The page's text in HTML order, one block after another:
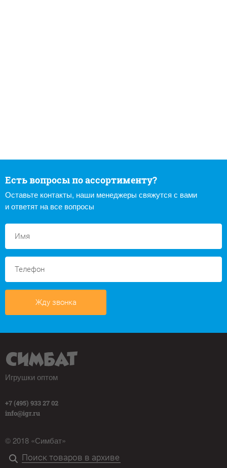
Есть вопросы по ассортименту?
Оставьте контакты, наши менеджеры свяжутся с вами
и ответят на все вопросы
Жду звонка
Игрушки оптом
+7 (495) 933 27 02
info@igr.ru
© 2018 «Симбат»